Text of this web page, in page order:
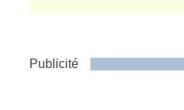
Publicité